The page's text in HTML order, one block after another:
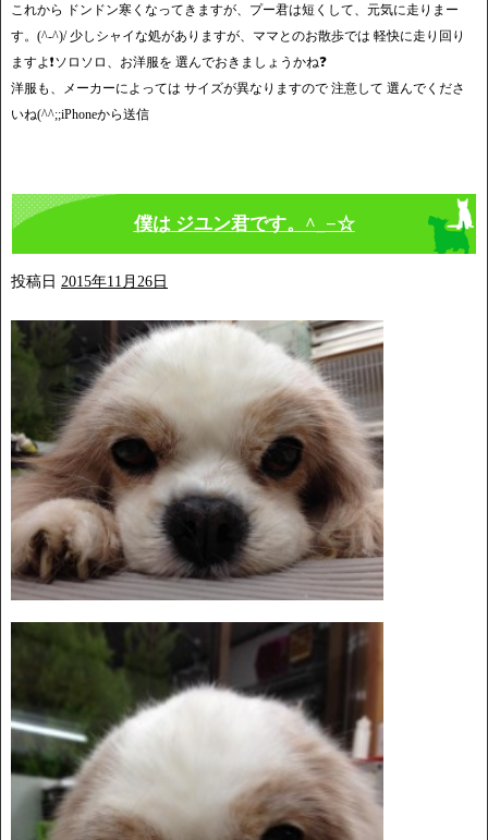
これから ドンドン寒くなってきますが、プー君は短くして、元気に走りまー
す。(^-^)/ 少しシャイな処がありますが、ママとのお散歩では 軽快に走り回り
ますよ❗️ソロソロ、お洋服を 選んでおきましょうかね❓
洋服も、メーカーによっては サイズが異なりますので 注意して 選んでくださ
いね(^^;;iPhoneから送信
僕は ジユン君です。^_−☆
投稿日 2015年11月26日